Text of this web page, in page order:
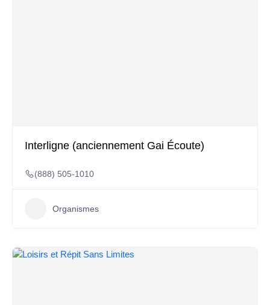
Interligne (anciennement Gai Écoute)
(888) 505-1010
Organismes